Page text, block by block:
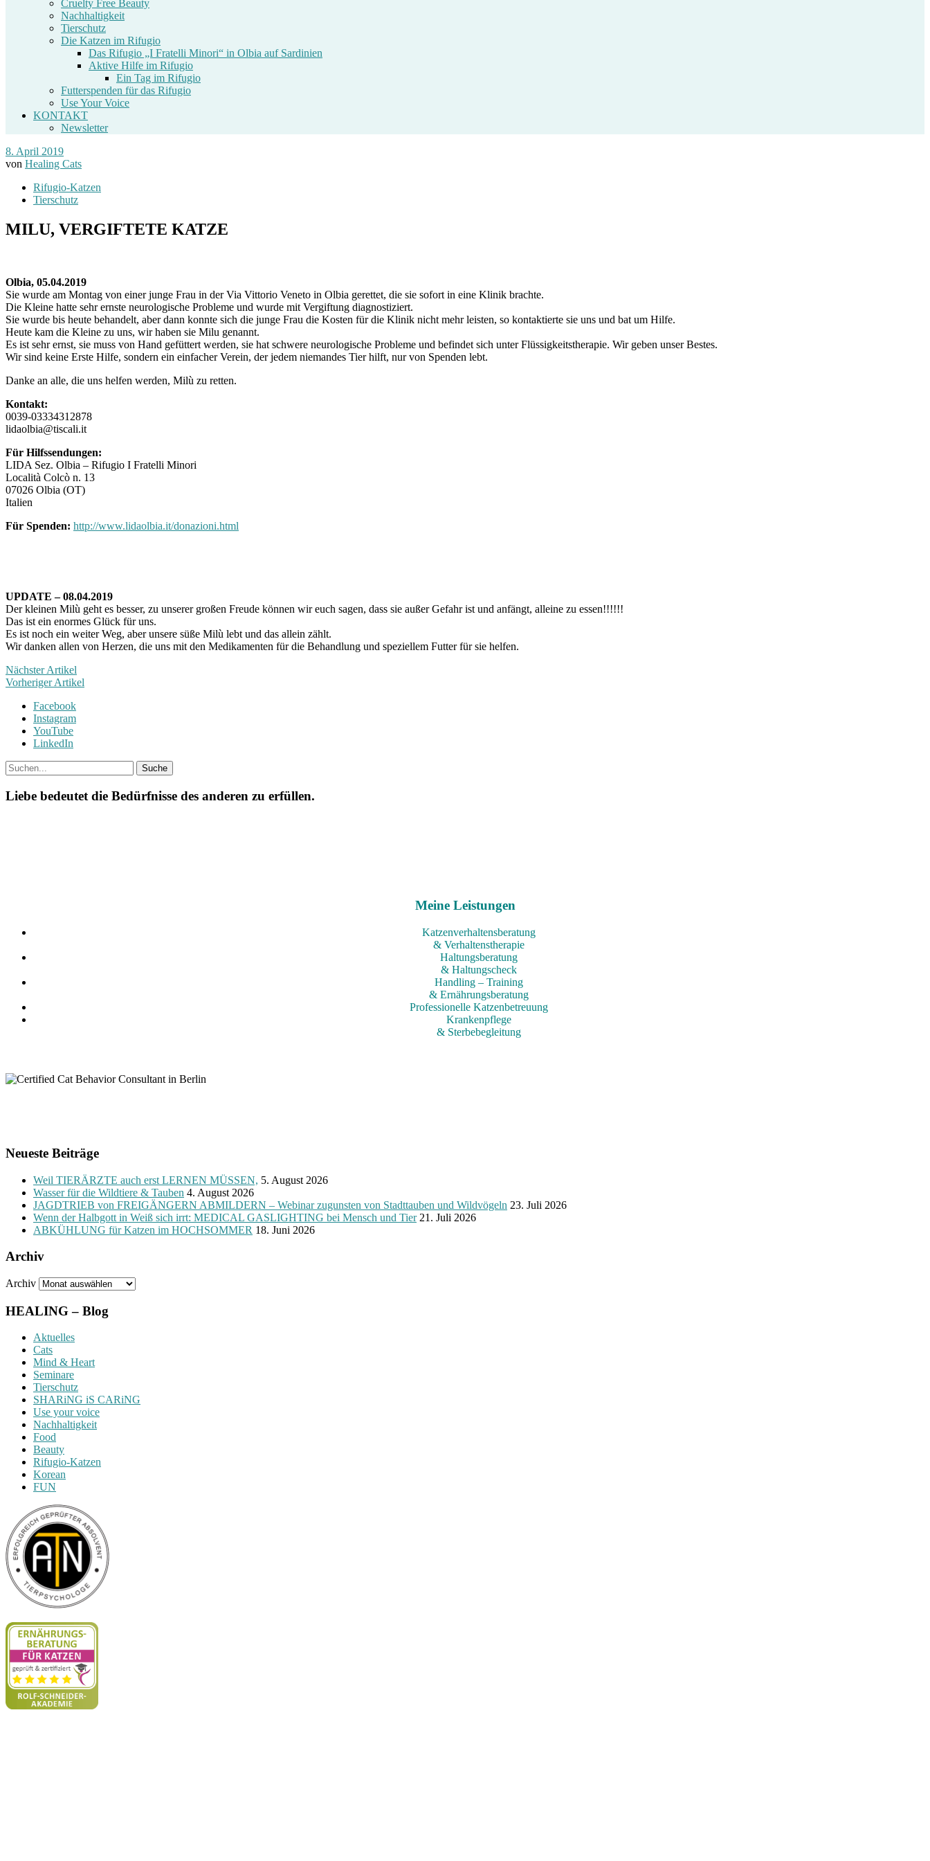
Cruelty Free Beauty
Nachhaltigkeit
Tierschutz
Die Katzen im Rifugio
Das Rifugio „I Fratelli Minori“ in Olbia auf Sardinien
Aktive Hilfe im Rifugio
Ein Tag im Rifugio
Futterspenden für das Rifugio
Use Your Voice
KONTAKT
Newsletter
8. April 2019
von Healing Cats
Rifugio-Katzen
Tierschutz
MILU, VERGIFTETE KATZE
Olbia, 05.04.2019
Sie wurde am Montag von einer junge Frau in der Via Vittorio Veneto in Olbia gerettet, die sie sofort in eine Klinik brachte.
Die Kleine hatte sehr ernste neurologische Probleme und wurde mit Vergiftung diagnostiziert.
Sie wurde bis heute behandelt, aber dann konnte sich die junge Frau die Kosten für die Klinik nicht mehr leisten, so kontaktierte sie uns und bat um Hilfe.
Heute kam die Kleine zu uns, wir haben sie Milu genannt.
Es ist sehr ernst, sie muss von Hand gefüttert werden, sie hat schwere neurologische Probleme und befindet sich unter Flüssigkeitstherapie. Wir geben unser Bestes.
Wir sind keine Erste Hilfe, sondern ein einfacher Verein, der jedem niemandes Tier hilft, nur von Spenden lebt.
Danke an alle, die uns helfen werden, Milù zu retten.
Kontakt:
0039-03334312878
lidaolbia@tiscali.it
Für Hilfssendungen:
LIDA Sez. Olbia – Rifugio I Fratelli Minori
Località Colcò n. 13
07026 Olbia (OT)
Italien
Für Spenden: http://www.lidaolbia.it/donazioni.html
UPDATE – 08.04.2019
Der kleinen Milù geht es besser, zu unserer großen Freude können wir euch sagen, dass sie außer Gefahr ist und anfängt, alleine zu essen!!!!!!
Das ist ein enormes Glück für uns.
Es ist noch ein weiter Weg, aber unsere süße Milù lebt und das allein zählt.
Wir danken allen von Herzen, die uns mit den Medikamenten für die Behandlung und speziellem Futter für sie helfen.
Nächster Artikel
Vorheriger Artikel
Facebook
Instagram
YouTube
LinkedIn
Liebe bedeutet die Bedürfnisse des anderen zu erfüllen.
Meine Leistungen
Katzenverhaltensberatung
& Verhaltenstherapie
Haltungsberatung
& Haltungscheck
Handling – Training
& Ernährungsberatung
Professionelle Katzenbetreuung
Krankenpflege
& Sterbebegleitung
Neueste Beiträge
Weil TIERÄRZTE auch erst LERNEN MÜSSEN, 5. August 2026
Wasser für die Wildtiere & Tauben 4. August 2026
JAGDTRIEB von FREIGÄNGERN ABMILDERN – Webinar zugunsten von Stadttauben und Wildvögeln 23. Juli 2026
Wenn der Halbgott in Weiß sich irrt: MEDICAL GASLIGHTING bei Mensch und Tier 21. Juli 2026
ABKÜHLUNG für Katzen im HOCHSOMMER 18. Juni 2026
Archiv
Archiv
HEALING – Blog
Aktuelles
Cats
Mind & Heart
Seminare
Tierschutz
SHARiNG iS CARiNG
Use your voice
Nachhaltigkeit
Food
Beauty
Rifugio-Katzen
Korean
FUN